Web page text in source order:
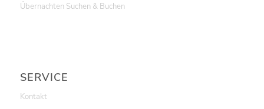
Übernachten Suchen & Buchen
SERVICE
Kontakt